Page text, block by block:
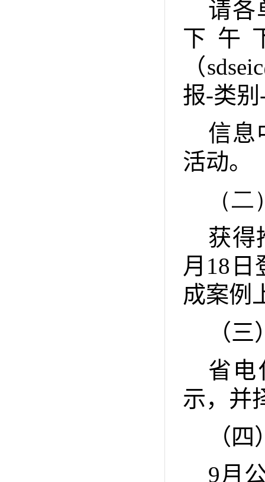
请各
下午
（
报-类别
信息
活动。
（二
获得
月 18 日
成案例
（
省电
示，并
（
9月